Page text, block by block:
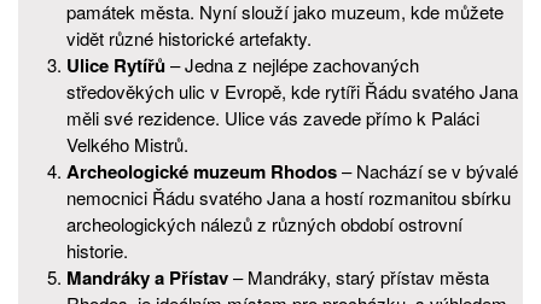
památek města. Nyní slouží jako muzeum, kde můžete
vidět různé historické artefakty.
Ulice Rytířů– Jedna z nejlépe zachovaných
středověkých ulic v Evropě, kde rytíři Řádu svatého Jana
měli své rezidence. Ulice vás zavede přímo k Paláci
Velkého Mistrů.
Archeologické muzeum Rhodos– Nachází se v bývalé
nemocnici Řádu svatého Jana a hostí rozmanitou sbírku
archeologických nálezů z různých období ostrovní
historie.
Mandráky a Přístav– Mandráky, starý přístav města